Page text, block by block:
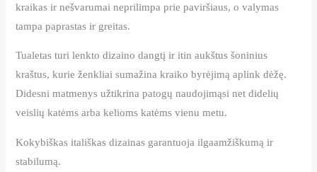
kraikas ir nešvarumai neprilimpa prie paviršiaus, o valymas
tampa paprastas ir greitas.
Tualetas turi lenkto dizaino dangtį ir itin aukštus šoninius
kraštus, kurie ženkliai sumažina kraiko byrėjimą aplink dėžę.
Didesni matmenys užtikrina patogų naudojimąsi net didelių
veislių katėms arba kelioms katėms vienu metu.
Kokybiškas itališkas dizainas garantuoja ilgaamžiškumą ir
stabilumą.